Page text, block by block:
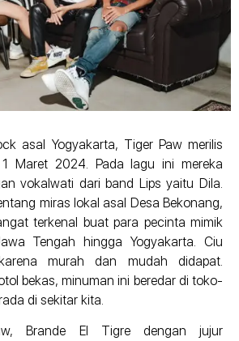
asal Yogyakarta, Tiger Paw merilis
1 Maret 2024. Pada lagu ini mereka
vokalwati dari band Lips yaitu Dila.
miras lokal asal Desa Bekonang,
terkenal buat para pecinta mimik
Tengah hingga Yogyakarta. Ciu
murah dan mudah didapat.
bekas, minuman ini beredar di toko-
di sekitar kita.
Brande El Tigre dengan jujur